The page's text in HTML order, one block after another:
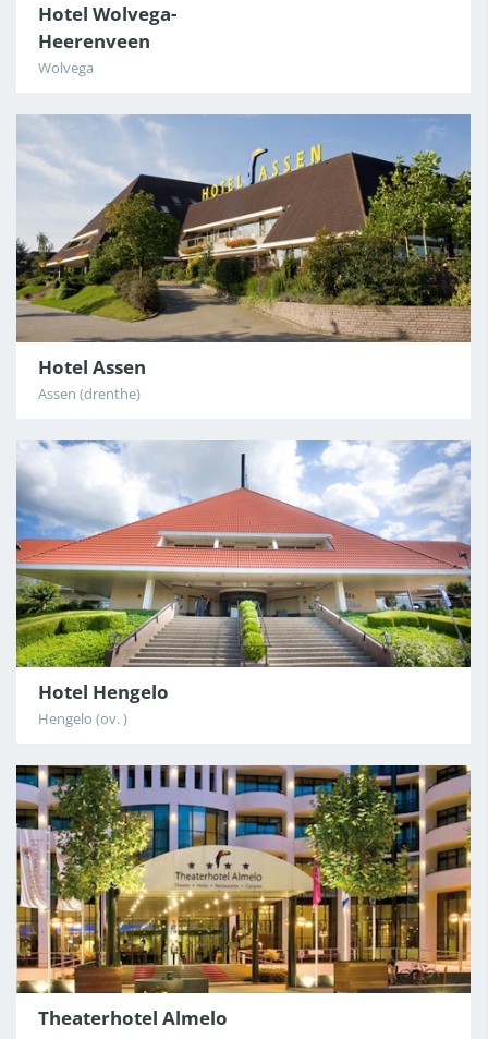
Hotel Wolvega-
Heerenveen
Wolvega
Hotel Assen
Assen (drenthe)
Hotel Hengelo
Hengelo (ov. )
Theaterhotel Almelo